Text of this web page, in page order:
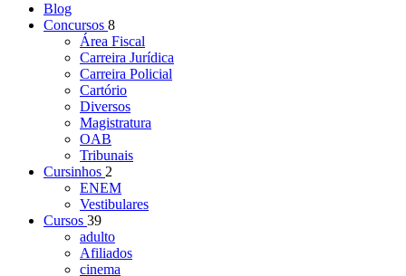
Blog
Concursos 8
Área Fiscal
Carreira Jurídica
Carreira Policial
Cartório
Diversos
Magistratura
OAB
Tribunais
Cursinhos 2
ENEM
Vestibulares
Cursos 39
adulto
Afiliados
cinema